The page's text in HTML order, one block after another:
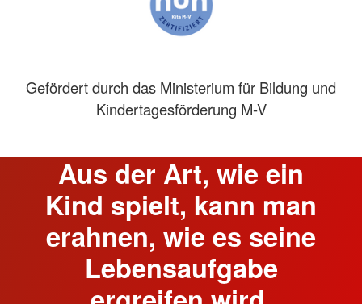
Gefördert durch das Ministerium für Bildung und
Kindertagesförderung M-V
Aus der Art, wie ein
Kind spielt, kann man
erahnen, wie es seine
Lebensaufgabe